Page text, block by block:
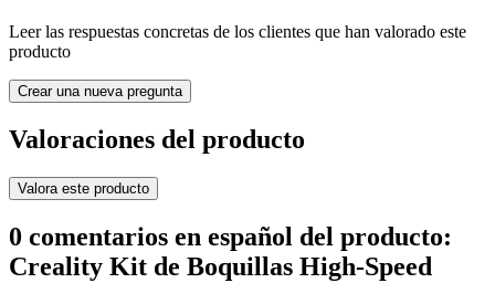
Leer las respuestas concretas de los clientes que han valorado este
producto
Crear una nueva pregunta
Valoraciones del producto
Valora este producto
0 comentarios en español del producto:
Creality Kit de Boquillas High-Speed